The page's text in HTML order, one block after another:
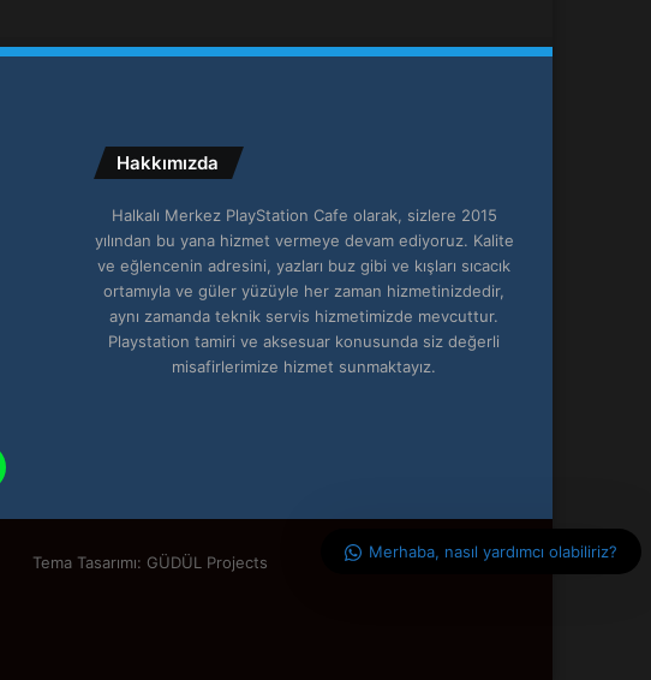
Hakkımızda
Halkalı Merkez PlayStation Cafe olarak, sizlere 2015
yılından bu yana hizmet vermeye devam ediyoruz. Kalite
ve eğlencenin adresini, yazları buz gibi ve kışları sıcacık
ortamıyla ve güler yüzüyle her zaman hizmetinizdedir,
aynı zamanda teknik servis hizmetimizde mevcuttur.
Playstation tamiri ve aksesuar konusunda siz değerli
misafirlerimize hizmet sunmaktayız.
WhatsApp
Tema Tasarımı: GÜDÜL Projects
Merhaba, nasıl yardımcı olabiliriz?